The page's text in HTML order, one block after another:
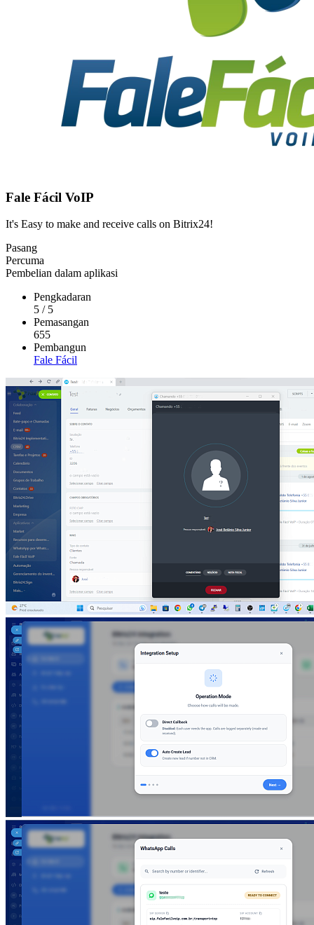
Fale Fácil VoIP
It's Easy to make and receive calls on Bitrix24!
Pasang
Percuma
Pembelian dalam aplikasi
Pengkadaran
5 / 5
Pemasangan
655
Pembangun
Fale Fácil